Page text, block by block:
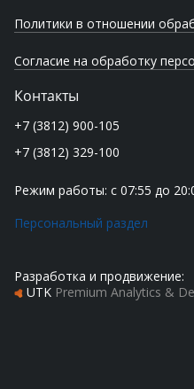
Политики в отношении
Согласие на обработку
Контакты
+7 (3812) 900-105
+7 (3812) 329-100
Режим работы: с 07:55 до
Персональный раздел
Разработка и продвижение:
UTK Premium Analytics &